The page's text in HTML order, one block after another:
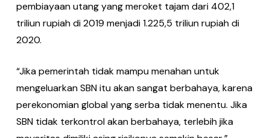
pembiayaan utang yang meroket ta­jam dari 402,1
triliun rupiah di 2019 men­jadi 1.225,5 triliun rupiah di
2020.
“Jika pemerintah tidak mampu mena­han untuk
mengeluarkan SBN itu akan sangat berbahaya, karena
perekono­mian global yang serba tidak menentu. Jika
SBN tidak terkontrol akan berbaha­ya, terlebih jika